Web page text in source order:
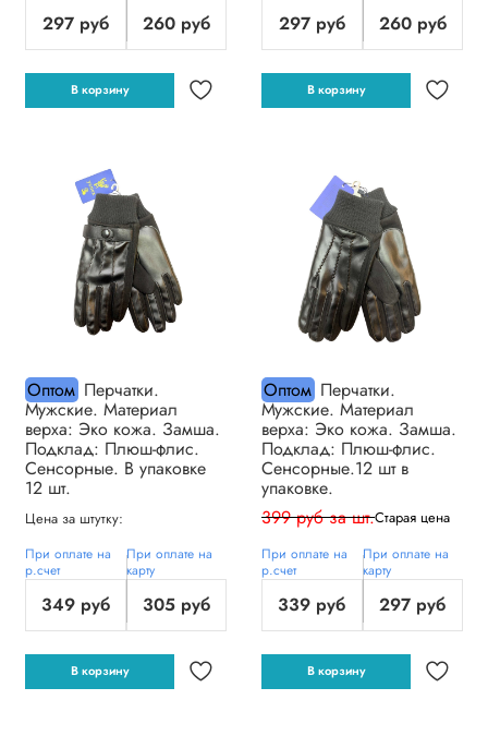
297 руб 260 руб
В корзину
297 руб 260 руб
В корзину
ОптомПерчатки.
Мужские. Материал
верха: Эко кожа. Замша.
Подклад: Плюш-флис.
Сенсорные. В упаковке
12 шт.
Цена за штутку:
При оплате на
р.счет
349 руб
При оплате на
карту
305 руб
В корзину
ОптомПерчатки.
Мужские. Материал
верха: Эко кожа. Замша.
Подклад: Плюш-флис.
Сенсорные.12 шт в
упаковке.
399 руб за шт.Старая цена
При оплате на
р.счет
339 руб
При оплате на
карту
297 руб
В корзину